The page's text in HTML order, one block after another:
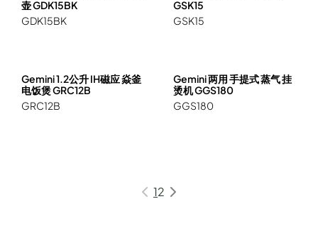
壶 GDK15BK
GDK15BK
GSK15
GSK15
Gemini 1.2公升 IH磁应 焱釜
电饭煲 GRC12B
GRC12B
Gemini 两用 手提式 蒸气 挂
烫机 GGS180
GGS180
12